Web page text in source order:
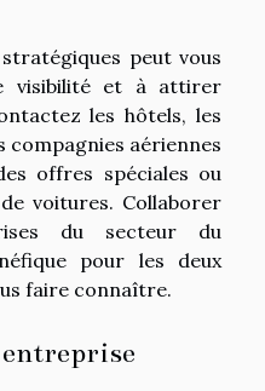
peut vous
visibilité et à attirer
les hôtels, les
compagnies aériennes
offres spéciales ou
voitures. Collaborer
du secteur du
pour les deux
faire connaître.